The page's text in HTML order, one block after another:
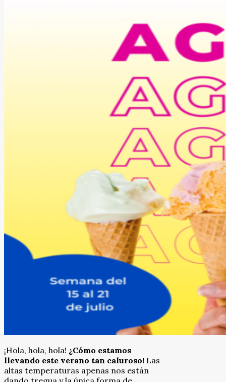
¡Hola, hola, hola! ¿Cómo estamos
llevando este verano tan caluroso! Las
altas temperaturas apenas nos están